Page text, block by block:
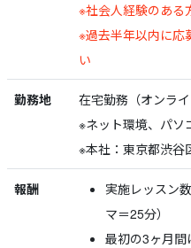
※社会人経験のある
※過去半年以内に応
い
勤務地
在宅勤務（オンライ
※ネット環境、パソ
※本社：東京都渋谷
報酬
実施レッスン
マ＝25分）
最初の3ヶ月間